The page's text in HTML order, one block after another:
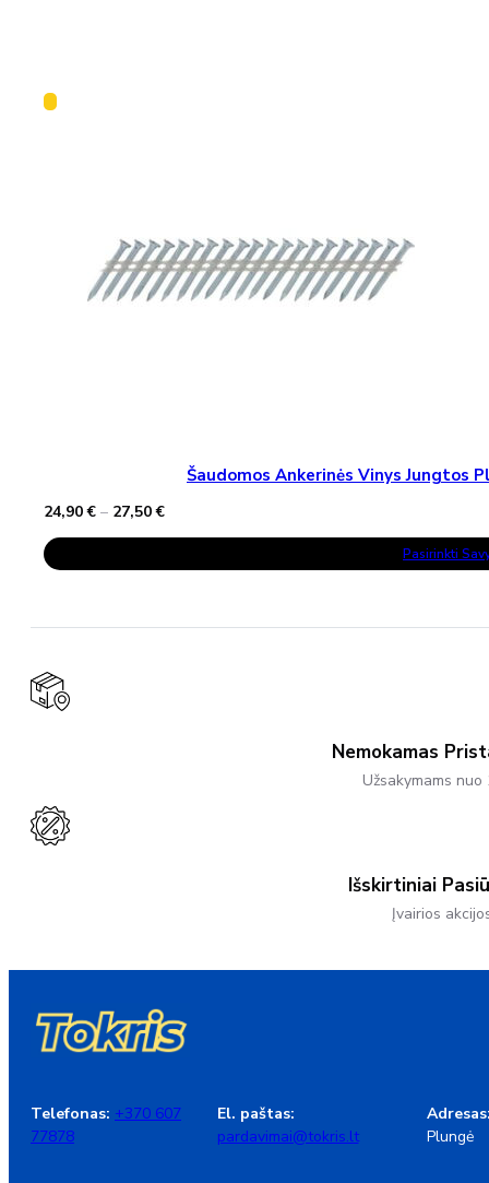
Šaudomos Ankerinės Vinys Jungtos
24,90€ – 27,50€Price
through
Pasirinkti
This
Product
Has
The
Be
Chosen
On
Nemokamas
Užsakymams nuo
Išskirtiniai
Įvairios
Telefonas: +370 607
77878
El. paštas:
pardavimai@tokris.lt
Plungė